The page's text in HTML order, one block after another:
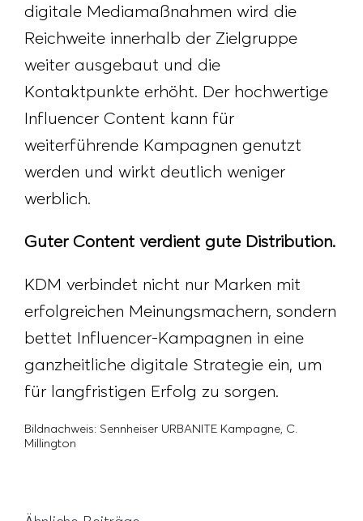
digitale Mediamaßnahmen wird die
Reichweite innerhalb der Zielgruppe
weiter ausgebaut und die
Kontaktpunkte erhöht. Der hochwertige
Influencer Content kann für
weiterführende Kampagnen genutzt
werden und wirkt deutlich weniger
werblich.
Guter Content verdient gute Distribution.
KDM verbindet nicht nur Marken mit
erfolgreichen Meinungsmachern, sondern
bettet Influencer-Kampagnen in eine
ganzheitliche digitale Strategie ein, um
für langfristigen Erfolg zu sorgen.
Bildnachweis: Sennheiser URBANITE Kampagne, C.
Millington